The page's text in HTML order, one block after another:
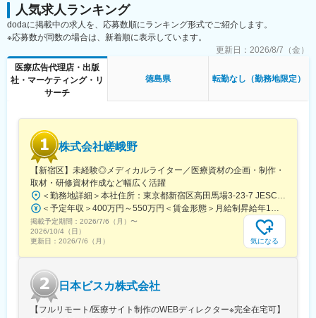
制作物・クオリティには定評があります。未経験から育て上げる
文化もある一方で、プロ集団として日々サービスクオリティの向
上に努めています。
■グループ会社（医療系出版社）の創刊数も業界1位：
グループ会社であるメディカルレビュー社は業界内でトップの自
社創刊数を誇っており、そのグループ会社である同社はその創刊
数の多さを支えています。
・HTMLメールや広告バナー・SNS画像などWEBマーケティング
に必要なデザイン
・学会で配るチラシやリーフレット・会員獲得のためのダイレク
■働き方
残業時間は10～20時間程とワークライフバランスを整えやすい環
四半期に一回程度の対面で会うキックオフの機会もご用意してお
ります。
■当社について：
当社は、「テクノロジーの力で人々の健康寿命を延ばす」ことを
理念に掲げ、医師専用のWebサービスやアプリを展開していま
す。
当社が提供する「ヒポクラ」は、約70,000人以上の医師が参加す
ンライン医局”として多くの医師に活用されています。
コミュニティを通じて、医師は他の専門領域の知見を得たり、診
療の選択肢を広げたりすることができ、結果的に患者さんにより
人気求人ランキング
dodaに掲載中の求人を、応募数順にランキング形式でご紹介します。
※応募数が同数の場合は、新着順に表示しています。
更新日： 2026/8/7（金）
医療広告代理店・出版
社・マーケティング・リ
サーチ
徳島県 転勤なし（勤務地限定）
株式会社嵯峨野
【新宿区】未経験◎メディカルライター／医療資材の企画・制作・
取材・研修資材作成など幅広く活躍
＜勤務地詳細＞本社住所：東京都新宿区高田馬場3-23-7 JESCO高田馬場3F受動喫煙対策：屋内全面禁煙変更の範囲：会社の定める事業所（リモートワーク含む）
＜予定年収＞400万円～550万円＜賃金形態＞月給制昇給年1回、賞与年2回（実績）＜賃金内訳＞月額（基本給）：250,000円～350,000円＜月給＞250,000円～350,000円＜昇給有無＞有＜残業手当＞有＜給与補足＞経験・能力を考慮して決定します賃金はあくまでも目安の金額であり、選考を通じて上下する可能性があります。月給(月額)は固定手当を含めた表記です。
掲載予定期間： 2026/7/6（月） 〜
2026/10/4（日）
更新日： 2026/7/6（月） 気になる
日本ビスカ株式会社
【フルリモート/医療サイト制作のWEBディレクター※完全在宅可】